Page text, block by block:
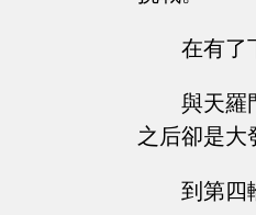
在有了
與天羅
之后卻是大
到第四